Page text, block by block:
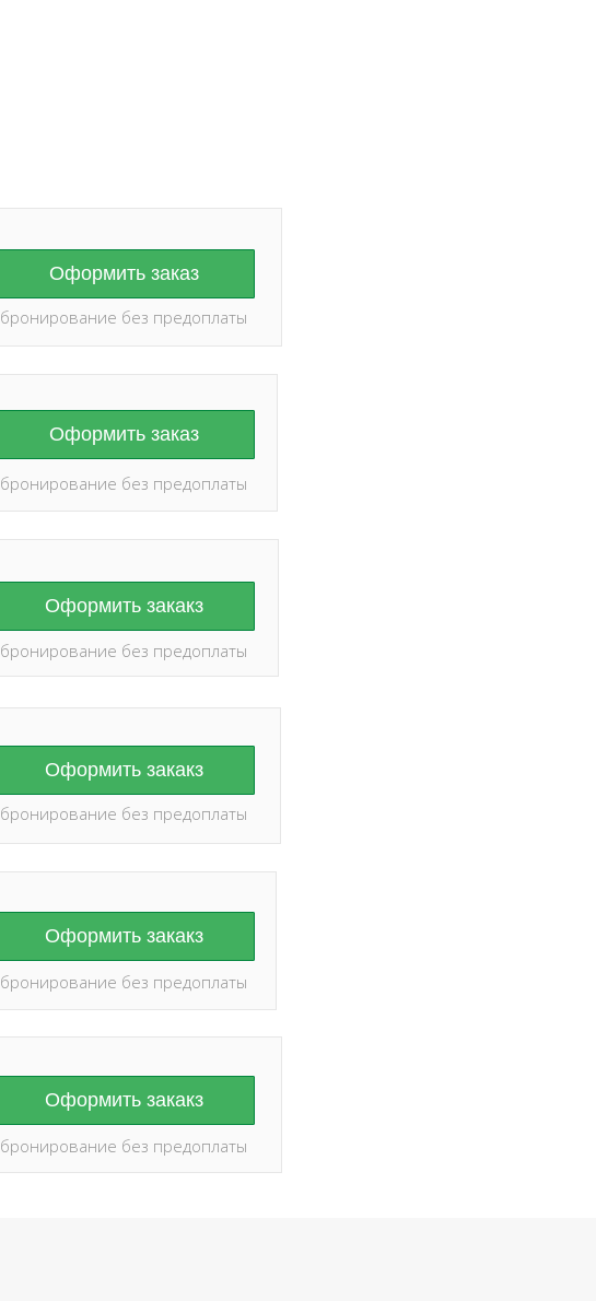
Оформить заказ
Оформить закакз
Оформить закакз
Оформить закакз
бронирование без предоплаты
бронирование без предоплаты
Оформить заказ
Оформить закакз
бронирование без предоплаты
бронирование без предоплаты
бронирование без предоплаты
бронирование без предоплаты